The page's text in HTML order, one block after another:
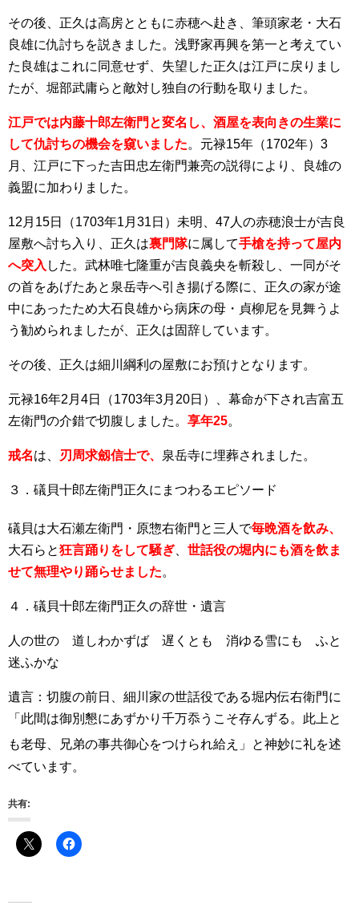
その後、正久は高房とともに赤穂へ赴き、筆頭家老・大石
良雄に仇討ちを説きました。浅野家再興を第一と考えてい
た良雄はこれに同意せず、失望した正久は江戸に戻りまし
たが、堀部武庸らと敵対し独自の行動を取りました。
江戸では内藤十郎左衛門と変名し、酒屋を表向きの生業に
して仇討ちの機会を窺いました。元禄15年（1702年）3
月、江戸に下った吉田忠左衛門兼亮の説得により、良雄の
義盟に加わりました。
12月15日（1703年1月31日）未明、47人の赤穂浪士が吉良
屋敷へ討ち入り、正久は裏門隊に属して手槍を持って屋内
へ突入 した。武林唯七隆重が吉良義央を斬殺し、一同がそ
の首をあげたあと泉岳寺へ引き揚げる際に、正久の家が途
中にあったため大石良雄から病床の母・貞柳尼を見舞うよ
う勧められましたが、正久は固辞しています。
その後、正久は細川綱利の屋敷にお預けとなります。
元禄16年2月4日（1703年3月20日）、幕命が下され吉富五
左衛門の介錯で切腹しました。 享年25。
戒名は、 刃周求劔信士で、 泉岳寺に埋葬されました。
３．礒貝十郎左衛門正久にまつわるエピソード
礒貝は大石瀬左衛門・原惣右衛門と三人で毎晩酒を飲み、
大石らと狂言踊りをして騒ぎ
世話役の堀内にも酒を飲ま
せて無理やり踊らせました。
４．礒貝十郎左衛門正久の辞世・遺言
人の世の 道しわかずば 遅くとも 消ゆる雪にも ふと
迷ふかな
遺言：切腹の前日、細川家の世話役である堀内伝右衛門に
「此間は御別懇にあずかり千万忝うこそ存んずる。此上と
も老母、兄弟の事共御心をつけられ給え」
と神妙に礼を述
べています。
共有: